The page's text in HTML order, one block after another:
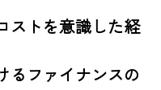
ストを意識した経
るファイナンスの